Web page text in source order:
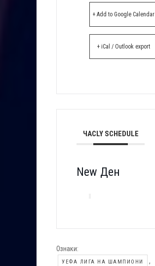
+ Add to Google Calendar
+ iCal / Outlook export
ЧАСLY SCHEDULE
New Ден
Ознаки:
УЕФА ЛИГА НА ШАМПИОНИ ,